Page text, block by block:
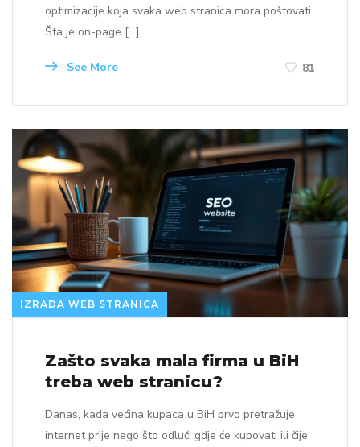
optimizacije koja svaka web stranica mora poštovati.
Šta je on-page […]
See More 81
IZRADA WEB STRANICA
Zašto svaka mala firma u BiH
treba web stranicu?
Danas, kada većina kupaca u BiH prvo pretražuje
internet prije nego što odluči gdje će kupovati ili čije